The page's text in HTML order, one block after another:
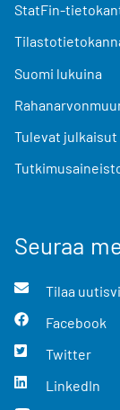
StatFin-
Suomi lukuina
Tulevat julkaisut
Seuraa
Tilaa
Facebook
Twitter
LinkedIn